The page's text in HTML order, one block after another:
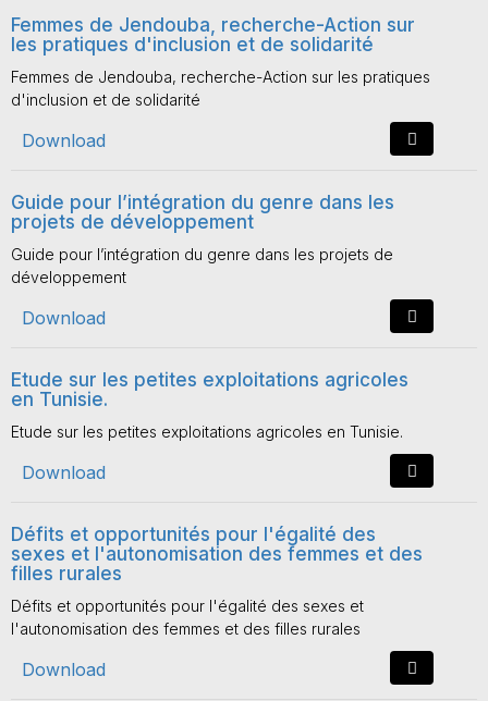
Femmes de Jendouba, recherche-Action sur
les pratiques d'inclusion et de solidarité
Femmes de Jendouba, recherche-Action sur les pratiques
d'inclusion et de solidarité
Download
Guide pour l’intégration du genre dans les
projets de développement
Guide pour l’intégration du genre dans les projets de
développement
Download
Etude sur les petites exploitations agricoles
en Tunisie.
Etude sur les petites exploitations agricoles en Tunisie.
Download
Défits et opportunités pour l'égalité des
sexes et l'autonomisation des femmes et des
filles rurales
Défits et opportunités pour l'égalité des sexes et
l'autonomisation des femmes et des filles rurales
Download